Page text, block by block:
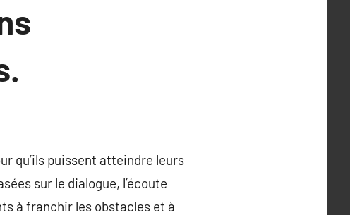
qu’ils puissent atteindre leurs
sur le dialogue, l’écoute
à franchir les obstacles et à